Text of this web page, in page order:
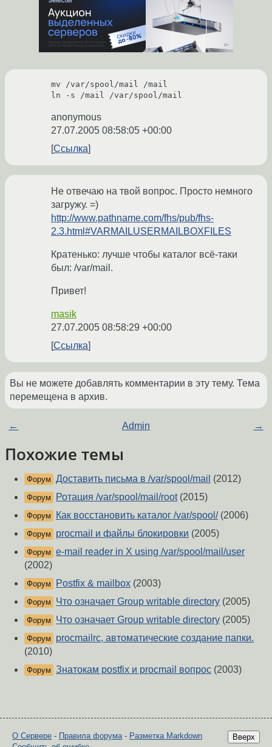
mv /var/spool/mail /mail
anonymous
27.07.2005 08:58:05 +00:00
Ссылка
Не отвечаю на твой вопрос. Просто немного
загружу. =)
http://www.pathname.com/fhs/pub/fhs-
2.3.html#VARMAILUSERMAILBOXFILES
Кратенько: лучше чтобы каталог всё-таки
был: /var/mail.
Привет!
masik
27.07.2005 08:58:29 +00:00
Ссылка
Вы не можете добавлять комментарии в эту тему. Тема
перемещена в архив.
← Admin →
Похожие темы
Форум Доставить письма в /var/spool/mail (2012)
Форум Ротация /var/spool/mail/root(2015)
Форум Как восстановить каталог /var/spool/(2006)
Форум procmail и файлы блокировки (2005)
Форум e-mail reader in X using /var/spool/mail/user
(2002)
Форум Postfix & mailbox (2003)
Форум Что означает Group writable directory (2005)
Форум Что означает Group writable directory (2005)
Форум
procmailrc, автоматические создание папки.
(2010)
Форум Знатокам postfix и procmail вопрос (2003)
Вверх
О Сервере - Правила форума- Разметка Markdown